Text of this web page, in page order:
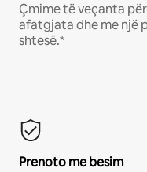
Çmime të veçanta
afatgjata dhe me një
shtesë.*
Prenoto me besim